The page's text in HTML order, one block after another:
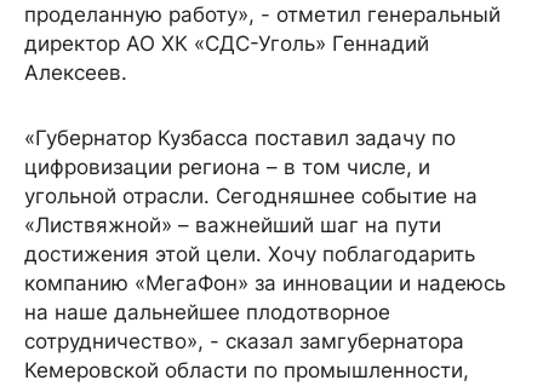
проделанную работу», - отметил генеральный
директор АО ХК «СДС-Уголь» Геннадий
Алексеев.
«Губернатор Кузбасса поставил задачу по
цифровизации региона – в том числе, и
угольной отрасли. Сегодняшнее событие на
«Листвяжной» – важнейший шаг на пути
достижения этой цели. Хочу поблагодарить
компанию «МегаФон» за инновации и надеюсь
на наше дальнейшее плодотворное
сотрудничество», - сказал замгубернатора
Кемеровской области по промышленности,